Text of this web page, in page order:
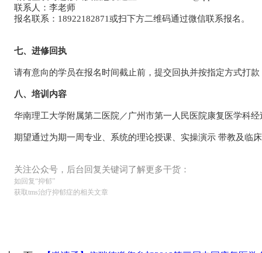
联系人： 李老师
报名联系： 18922182871或扫下方二维码通过微信联系报名。
七、进修回执
请有意向的学员在报名时间截止前，提交回执并按指定方式打
八、培训内容
华南理工大学附属第二医院／广州市第一人民医院康复医学科
期望通过为期一周专业、系统的理论授课、实操演示 带教及临
关注公众号，后台回复关键词了解更多干货：
如回复“抑郁”
获取tms治疗抑郁症的相关文章